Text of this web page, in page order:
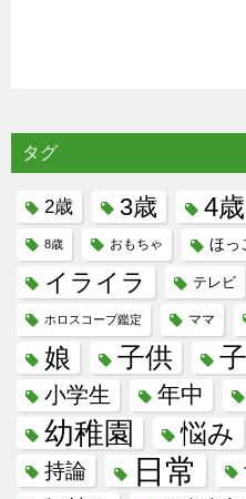
タグ
2歳 3歳 4歳
8歳 おもちゃ ほっ
イライラ テレビ
ホロスコープ鑑定 ママ
娘 子供
小学生 年中
幼稚園 悩み
持論 日常